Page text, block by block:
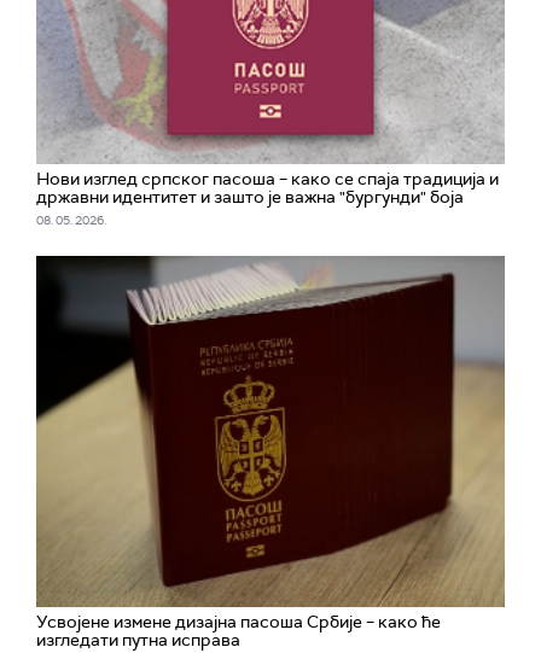
Нови изглед српског пасоша – како се спаја традиција и
државни идентитет и зашто је важна "бургунди" боја
08. 05. 2026.
Усвојене измене дизајна пасоша Србије – како ће
изгледати путна исправа